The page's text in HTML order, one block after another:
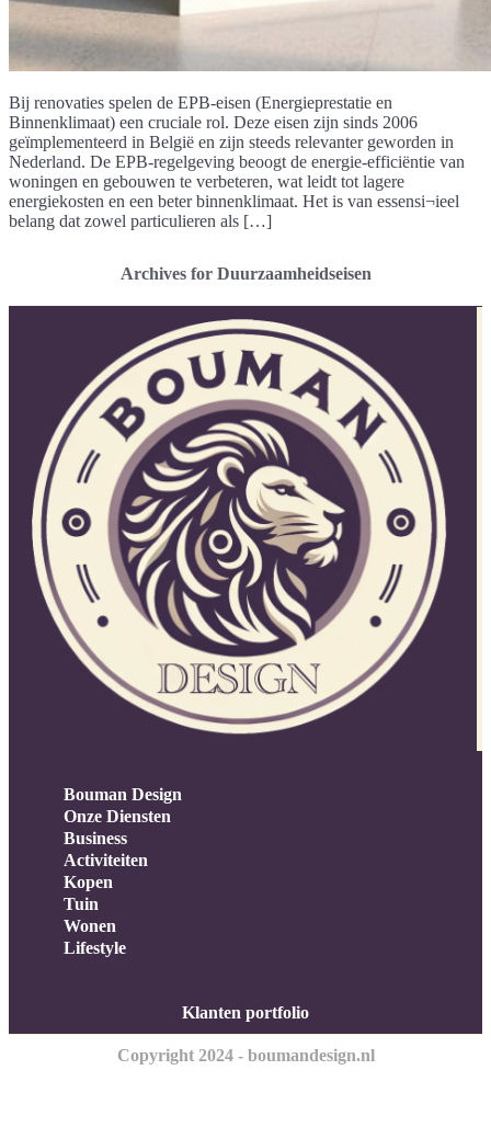
Bij renovaties spelen de EPB-eisen (Energieprestatie en
Binnenklimaat) een cruciale rol. Deze eisen zijn sinds 2006
geïmplementeerd in België en zijn steeds relevanter geworden in
Nederland. De EPB-regelgeving beoogt de energie-efficiëntie van
woningen en gebouwen te verbeteren, wat leidt tot lagere
energiekosten en een beter binnenklimaat. Het is van essensi¬ieel
belang dat zowel particulieren als […]
Archives for Duurzaamheidseisen
Bouman Design
Onze Diensten
Business
Activiteiten
Kopen
Tuin
Wonen
Lifestyle
Klanten portfolio
Copyright 2024 - boumandesign.nl